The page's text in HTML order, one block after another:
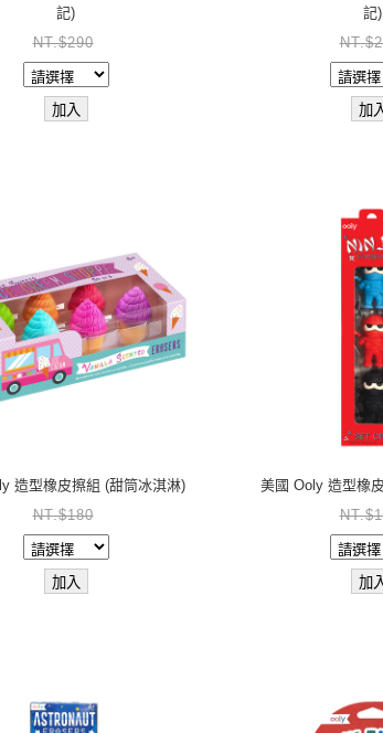
記)
NT.$290
記)
造型橡皮擦組 (甜筒冰淇淋)
NT.$180
美國 Ooly 造型橡